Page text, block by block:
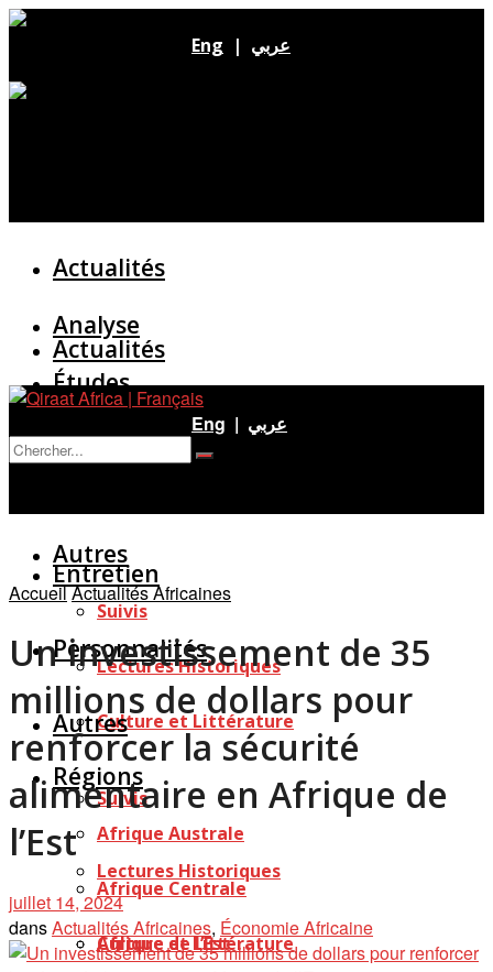
Eng | عربي
Actualités
Analyse
Études
Entretien
Autres
Suivis
Lectures Historiques
Culture et Littérature
Régions
Afrique Australe
Afrique Centrale
Afrique de l’Est
Actualités
Entretien
Personnalités
Autres
Suivis
Lectures Historiques
Culture et Littérature
Eng | عربي
AccueilActualités Africaines
Un investissement de 35
millions de dollars pour
renforcer la sécurité
alimentaire en Afrique de
l’Est
juillet 14, 2024
dansActualités Africaines, Économie Africaine